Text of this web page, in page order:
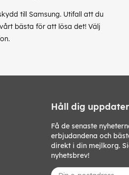
till Samsung. Utifall att du
bästa för att lösa det! Välj
Håll dig
Få de senaste
erbjudandena och
direkt i din mejlkorg.
nyhetsbrev!